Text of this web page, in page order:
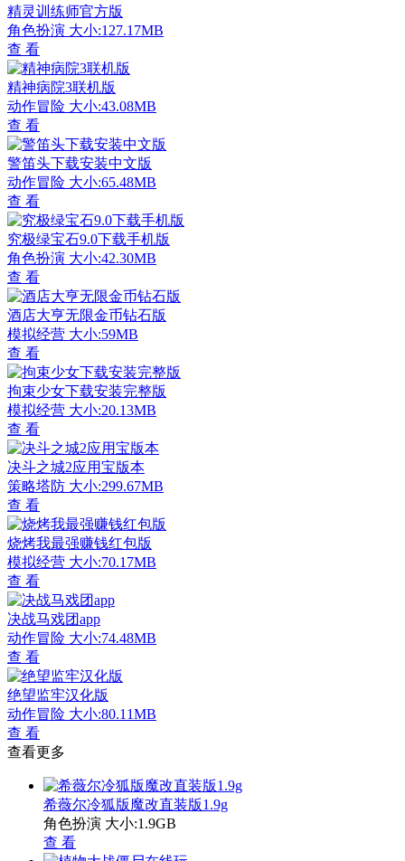
精灵训练师官方版
角色扮演 大小:127.17MB
查 看
精神病院3联机版
动作冒险 大小:43.08MB
查 看
警笛头下载安装中文版
动作冒险 大小:65.48MB
查 看
究极绿宝石9.0下载手机版
角色扮演 大小:42.30MB
查 看
酒店大亨无限金币钻石版
模拟经营 大小:59MB
查 看
拘束少女下载安装完整版
模拟经营 大小:20.13MB
查 看
决斗之城2应用宝版本
策略塔防 大小:299.67MB
查 看
烧烤我最强赚钱红包版
模拟经营 大小:70.17MB
查 看
决战马戏团app
动作冒险 大小:74.48MB
查 看
绝望监牢汉化版
动作冒险 大小:80.11MB
查 看
查看更多
希薇尔冷狐版魔改直装版1.9g
角色扮演 大小:1.9GB
查 看